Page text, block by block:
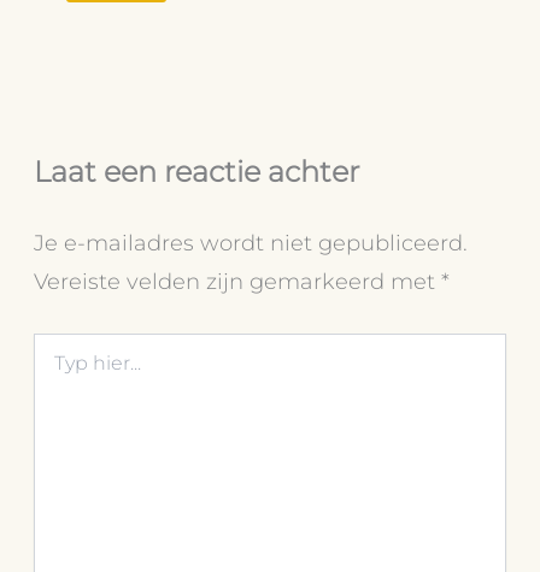
Laat een reactie achter
Je e-mailadres wordt niet gepubliceerd.
Vereiste velden zijn gemarkeerd met*
hier...